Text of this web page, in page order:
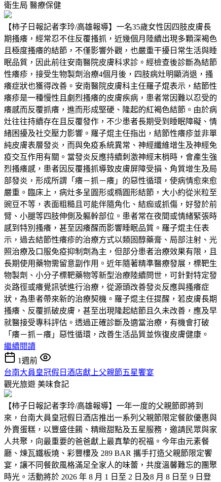
衛生局 醫療保健
【柿子日報記者李玲/高雄報導】一名35歲女性因四肢皮膚長
期搔癢，經常忍不住反覆搔抓，近幾個月陸續出現多顆深褐色
且極度搔癢的結節，不僅影響外觀，也嚴重干擾日常生活與睡
眠品質，因此前往安南醫院皮膚科求診。經檢查後診斷為結節
性癢疹，接受生物製劑治療4個月後，四肢病灶明顯消退，搔
癢症狀也獲得改善。安南醫院皮膚科主任羅子焜表示，結節性
癢疹是一種慢性且劇烈搔癢的皮膚疾病，患者常因難以忍受的
癢感而反覆抓癢，進而形成堅硬、隆起的紅褐色結節。由於病
灶往往持續存在且反覆發作，不少患者長期受到睡眠障礙、情
緒困擾及社交壓力影響。羅子焜主任指出，結節性癢疹並非單
純皮膚表層發炎，而與免疫系統異常、神經纖維增生及神經免
疫交互作用有關。當發炎反應持續刺激神經末梢時，會產生強
烈搔癢感，患者因反覆搔抓導致皮膚屏障受損、角質增生及局
部發炎，形成所謂「癢－抓－癢」的惡性循環，使病情愈來愈
嚴重。臨床上，病灶多呈圓形或橢圓形結節，大小約從米粒至
豌豆不等，表面粗糙且可能伴隨角化、結痂或抓傷，好發於前
臂、小腿等四肢伸側及軀幹部位。患者常在夜間或情緒緊張時
感到特別搔癢，甚至因癢醒而影響睡眠品質。羅子焜主任表
示，過去結節性癢疹的治療方式以類固醇藥膏、局部注射、光
照治療及口服免疫抑制劑為主，但部分患者治療效果有限，且
長期使用藥物需留意副作用。近年隨著精準醫療發展，標靶生
物製劑、小分子標靶藥物等新型治療陸續問世，可針對特定發
炎路徑或癢覺訊號進行治療，從源頭改善發炎反應與搔癢症
狀，為患者帶來新的治療契機。羅子焜主任提醒，若皮膚長期
搔癢、反覆抓破皮膚，甚至出現隆起結節且久未改善，應及早
就醫接受專科評估。透過正確診斷及適當治療，有機會打破
「癢－抓－癢」惡性循環，改善生活品質並恢復皮膚健康。
繼續閱讀
1週前
台南大員皇冠假日酒店獻上父親節五星饗宴
觀光旅遊 美味食記
【柿子日報記者李玲/高雄報導】一年一度的父親節即將到
來，台南大員皇冠假日酒店推出一系列父親節限定餐飲優惠與
外賣蛋糕，以豐盛佳餚、精緻甜點及五星服務，邀請民眾與家
人共聚，向最重要的爸爸獻上最真摯的祝福。今年由元素餐
廳、煉瓦鐵板燒、彩豐樓及 289 BAR 攜手打造父親節限定饗
宴，讓不同餐飲風格滿足全家人的味蕾，共度溫馨難忘的團聚
時光。活動將於 2026 年 8 月 1 日至 2 日及8 月 8 日至 9 日登